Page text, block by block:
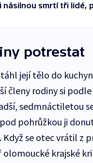
násilnou smrtí tři lidé,
potrestat
její tělo do
členy rodiny si
sedmnáctiletou
pohrůžkou ji
se otec vrátil z
krajské